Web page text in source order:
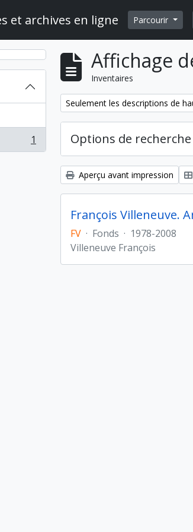
et archives en ligne Parcourir
1
Affichage
Inventaires
Remove filter:
Seulement les descriptions de
Options de recherche
Aperçu avant impression
François Villeneuve.
FV · Fonds · 1978-2008
Villeneuve François